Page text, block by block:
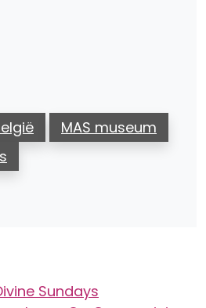
MAS museum
Sundays